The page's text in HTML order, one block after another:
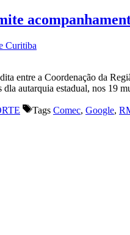
Curitiba
entre a Coordenação da
dla autarquia estadual, nos
Tags Comec, Google,